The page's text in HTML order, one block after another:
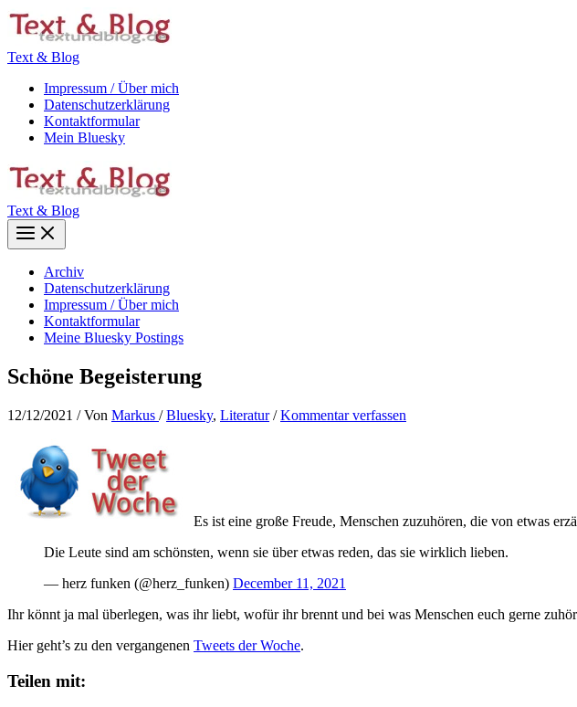
Zum
Inhalt
Text & Blog
Impressum / Über mich
Datenschutzerklärung
Kontaktformular
Mein Bluesky
Text & Blog
Main
Menu
Archiv
Datenschutzerklärung
Impressum / Über mich
Kontaktformular
Meine Bluesky Postings
Schöne Begeisterung
12/12/2021 / Von Markus /Bluesky, Literatur/Kommentar verfassen
Es ist eine große Freude, Menschen zuzuhören, die von etwas
Die Leute sind am schönsten, wenn sie über etwas reden, das sie wirklich lieben.
— herz funken (@herz_funken) December 11, 2021
Ihr könnt ja mal überlegen, was ihr liebt, wofür ihr brennt und bei was Menschen euch gerne
Hier geht’s zu den vergangenen Tweets der Woche.
Teilen mit: